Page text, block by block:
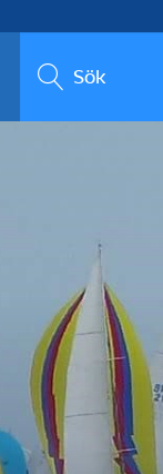
Sök